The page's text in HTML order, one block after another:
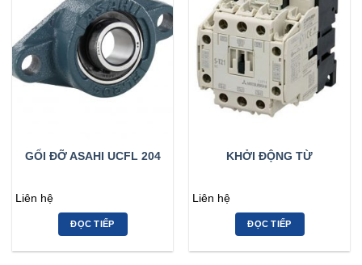
GỐI ĐỠ ASAHI UCFL 204
Liên hệ
ĐỌC TIẾP
KHỞI ĐỘNG TỪ
Liên hệ
ĐỌC TIẾP